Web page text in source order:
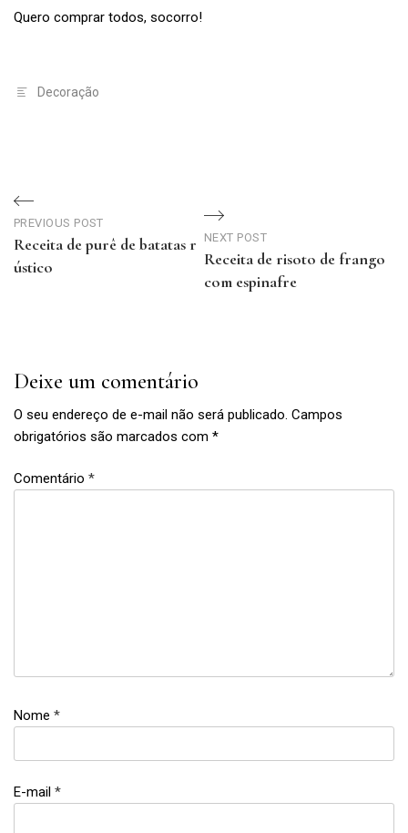
Quero comprar todos, socorro!
Decoração
Navegação
de
Post
PREVIOUS POST
Receita de purê de batatas r
ústico
NEXT POST
Receita de risoto de frango
com espinafre
Deixe um comentário
O seu endereço de e-mail não será publicado. Campos
obrigatórios são marcados com *
Comentário *
Nome *
E-mail *